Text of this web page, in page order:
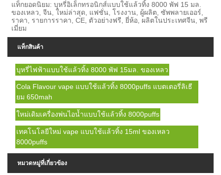
แท็กยอดนิยม: บุหรี่อิเล็กทรอนิกส์แบบใช้แล้วทิ้ง 8000 พัฟ 15 มล.
ของเหลว, จีน, ใหม่ล่าสุด, แฟชั่น, โรงงาน, ผู้ผลิต, ซัพพลายเออร์,
ราคา, รายการราคา, CE, ตัวอย่างฟรี, ยี่ห้อ, ผลิตในประเทศจีน, พรี
เมี่ยม
แท็กสินค้า
บุหรี่ไฟฟ้าแบบใช้แล้วทิ้ง 8000 พัฟ 15มล. ของเหลว
Cola Flavour vape แบบใช้แล้วทิ้ง 8000puffs แบตเตอรี่ลิเธี
ยม 650mah
ใหม่เดิมเครื่องพ่นไอน้ำแบบใช้แล้วทิ้ง 8000puffs
เทคโนโลยีใหม่ vape แบบใช้แล้วทิ้ง 15ml ของเหลว
8000puffs
หมวดหมู่ที่เกี่ยวข้อง